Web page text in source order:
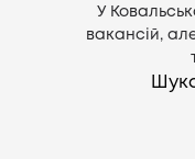
У
вакансій,